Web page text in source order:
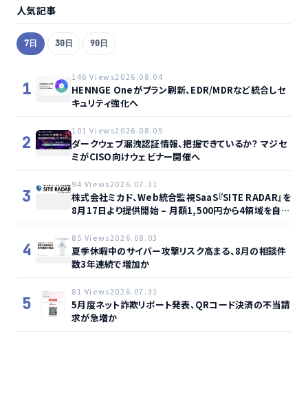
人気記事
7日 30日 90日
1
146 Views2026.08.04
HENNGE Oneがプラン刷新、EDR/MDRなど統合しセ
キュリティ強化へ
2
101 Views2026.08.05
ダークウェブ漏洩認証情報、把握できているか？ マジセ
ミがCISO向けウェビナー開催へ
3
94 Views2026.07.31
株式会社ミカド、Web統合監視SaaS『SITE RADAR』を
8月17日より提供開始 – 月額1,500円から4領域を自動
監視、動的サイト…
4
85 Views2026.08.03
夏季休暇中のサイバー攻撃リスク高まる、8月の相談件
数3年連続で増加か
5
81 Views2026.07.31
5月度ネット詐欺リポート発表、QRコード決済の不当請
求が急増か